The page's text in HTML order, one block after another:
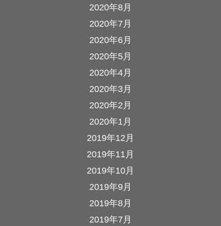
2020年8月
2020年7月
2020年6月
2020年5月
2020年4月
2020年3月
2020年2月
2020年1月
2019年12月
2019年11月
2019年10月
2019年9月
2019年8月
2019年7月